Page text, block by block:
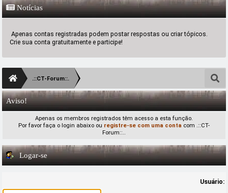
Notícias
Apenas contas registradas podem postar respostas ou criar tópicos.
Crie sua conta gratuitamente e participe!
.::CT-Forum::.
Aviso!
Apenas os membros registrados têm acesso a esta função.
Por favor faça o login abaixo ou registre-se com uma conta com .::CT-
Forum::..
Logar-se
Usuário: